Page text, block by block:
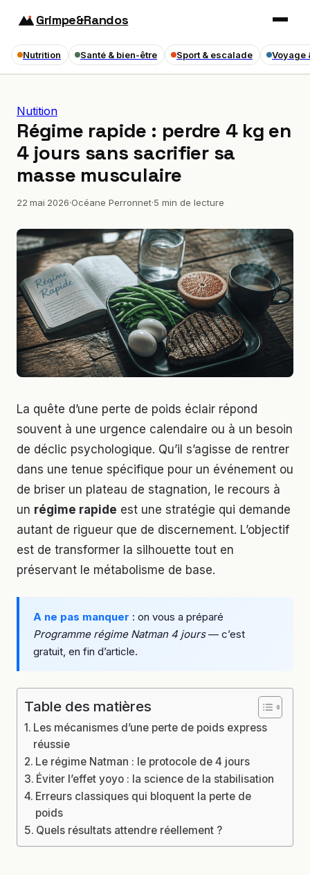
Grimpe&Randos
Nutrition Santé & bien-être Sport & escalade Voyage
Nutition
Régime rapide : perdre 4 kg en
4 jours sans sacrifier sa
masse musculaire
22 mai 2026·Océane Perronnet·5 min de lecture
La quête d’une perte de poids éclair répond
souvent à une urgence calendaire ou à un besoin
de déclic psychologique. Qu’il s’agisse de rentrer
dans une tenue spécifique pour un événement ou
de briser un plateau de stagnation, le recours à
un régime rapide est une stratégie qui demande
autant de rigueur que de discernement. L’objectif
est de transformer la silhouette tout en
préservant le métabolisme de base.
A ne pas manquer : on vous a préparé
Programme régime Natman 4 jours— c’est
gratuit, en fin d’article.
Table des matières
Les mécanismes d’une perte de poids express
réussie
Le régime Natman : le protocole de 4 jours
Éviter l’effet yoyo : la science de la stabilisation
Erreurs classiques qui bloquent la perte de
poids
Quels résultats attendre réellement ?